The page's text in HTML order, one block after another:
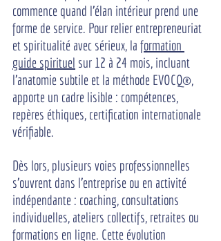
commence quand l'élan intérieur prend une
forme de service. Pour relier entrepreneuriat
et spiritualité avec sérieux, la formation
guide spirituel sur 12 à 24 mois, incluant
l'anatomie subtile et la méthode EVOCQ®,
apporte un cadre lisible : compétences,
repères éthiques, certification internationale
vérifiable.
Dès lors, plusieurs voies professionnelles
s'ouvrent dans l'entreprise ou en activité
indépendante : coaching, consultations
individuelles, ateliers collectifs, retraites ou
formations en ligne. Cette évolution